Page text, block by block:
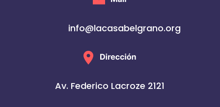
info@lacasabelgrano.org
Av. Federico Lacroze 2121